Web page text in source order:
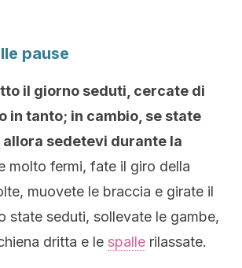
pause
il giorno seduti, cercate di
in tanto; in cambio, se state
allora sedetevi durante la
molto fermi, fate il giro della
muovete le braccia e girate il
state seduti, sollevate le gambe,
dritta e le spalle rilassate.